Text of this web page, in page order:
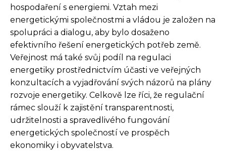
hospodaření s energiemi. Vztah mezi
energetickými společnostmi a vládou je založen na
spolupráci a dialogu, aby bylo dosaženo
efektivního řešení energetických potřeb země.
Veřejnost má také svůj podíl na regulaci
energetiky prostřednictvím účasti ve veřejných
konzultacích a vyjadřování svých názorů na plány
rozvoje energetiky. Celkově lze říci, že regulační
rámec slouží k zajistění transparentnosti,
udržitelnosti a spravedlivého fungování
energetických společností ve prospěch
ekonomiky i obyvatelstva.